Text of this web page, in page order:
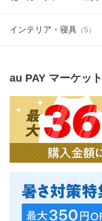
インテリア・寝具 （5 ）
au PAY マーケット